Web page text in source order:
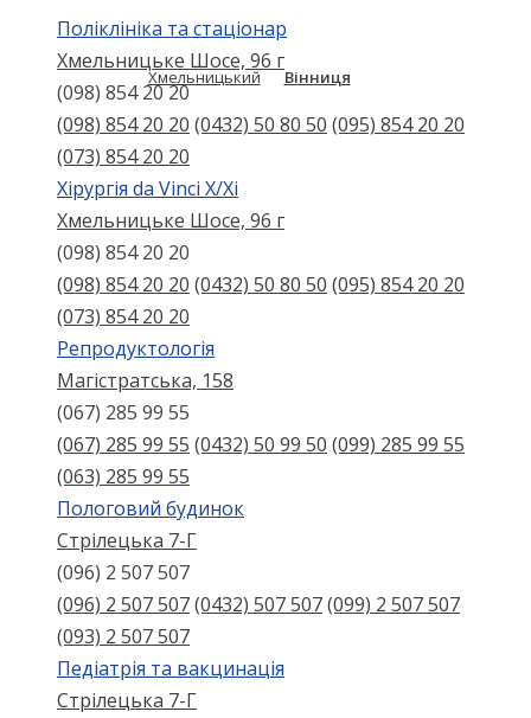
Хмельницький Вінниця
Поліклініка та стаціонар
Хмельницьке Шосе, 96 г
(098) 854 20 20
(098) 854 20 20 (0432) 50 80 50 (095) 854 20 20
(073) 854 20 20
Хірургія da Vinci X/Xі
Хмельницьке Шосе, 96 г
(098) 854 20 20
(098) 854 20 20 (0432) 50 80 50 (095) 854 20 20
(073) 854 20 20
Репродуктологія
Магістратська, 158
(067) 285 99 55
(067) 285 99 55 (0432) 50 99 50 (099) 285 99 55
(063) 285 99 55
Пологовий будинок
Стрілецька 7-Г
(096) 2 507 507
(096) 2 507 507(0432) 507 507(099) 2 507 507
(093) 2 507 507
Педіатрія та вакцинація
Стрілецька 7-Г